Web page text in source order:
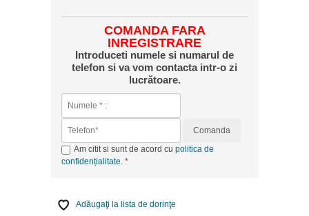
COMANDA FARA
INREGISTRARE
Introduceti numele si numarul de
telefon si va vom contacta intr-o zi
lucrătoare.
Comanda
Am citit si sunt de acord cu politica de
confidențialitate.
Adăugaţi la lista de dorinţe